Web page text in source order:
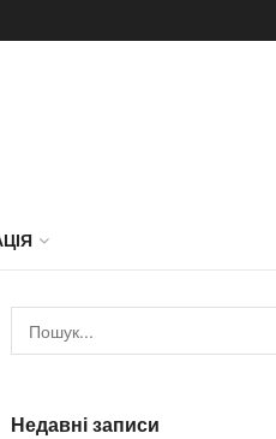
Недавні записи